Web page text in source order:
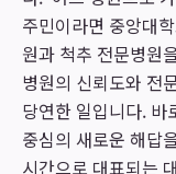
주민이라면 중앙대
원과 척추 전문병원
병원의 신뢰도와 전
당연한 일입니다. 바
중심의 새로운 해답
시간으로 대표되는